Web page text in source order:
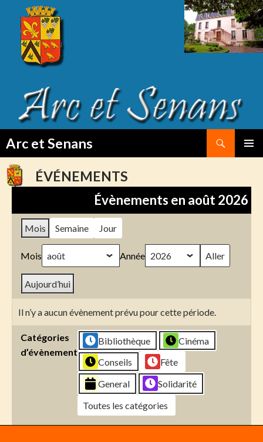
Arc et Senans
TO
CONTENTÉVÉNEMENTS
Évènements en août 2026
Mois Semaine Jour
Mois Année
Aujourd’hui
Il n’y a aucun évènement prévu pour cette période.
Catégories
d’évènement
Bibliothèque
Cinéma
Conseils
Fête
General
Solidarité
Toutes les catégories